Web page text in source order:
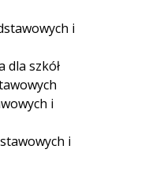
i
dla szkół
i
i